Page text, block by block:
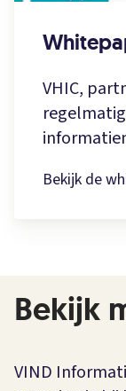
VHIC,
Bekijk de
Bekijk
VIND